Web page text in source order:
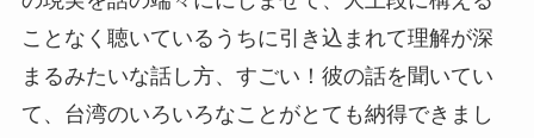
ことなく聴いているうちに引き込まれて理解が深
まるみたいな話し方、すごい！彼の話を聞いてい
て、台湾のいろいろなことがとても納得できまし